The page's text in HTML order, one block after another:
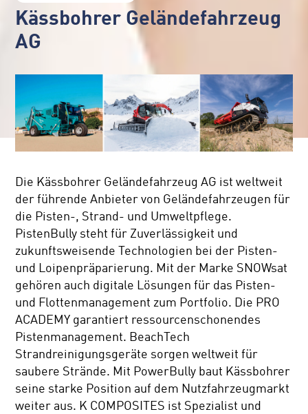
Kässbohrer Geländefahrzeug
AG
Die Kässbohrer Geländefahrzeug AG ist weltweit
der führende Anbieter von Geländefahrzeugen für
die Pisten-, Strand- und Umweltpflege.
PistenBully steht für Zuverlässigkeit und
zukunftsweisende Technologien bei der Pisten-
und Loipenpräparierung. Mit der Marke SNOWsat
gehören auch digitale Lösungen für das Pisten-
und Flottenmanagement zum Portfolio. Die PRO
ACADEMY garantiert ressourcenschonendes
Pistenmanagement. BeachTech
Strandreinigungsgeräte sorgen weltweit für
saubere Strände. Mit PowerBully baut Kässbohrer
seine starke Position auf dem Nutzfahrzeugmarkt
weiter aus. K COMPOSITES ist Spezialist und